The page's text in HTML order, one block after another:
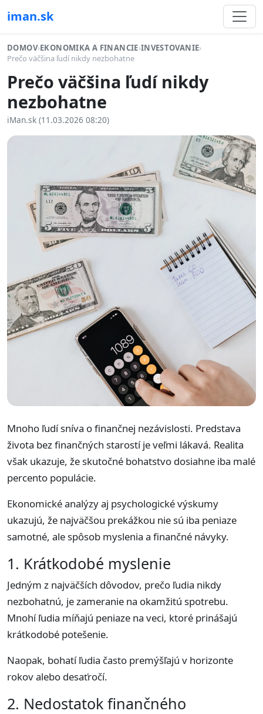
iman.sk
DOMOV›EKONOMIKA A FINANCIE›INVESTOVANIE›
Prečo väčšina ľudí nikdy nezbohatne
Prečo väčšina ľudí nikdy
nezbohatne
iMan.sk (11.03.2026 08:20)
Mnoho ľudí sníva o finančnej nezávislosti. Predstava
života bez finančných starostí je veľmi lákavá. Realita
však ukazuje, že skutočné bohatstvo dosiahne iba malé
percento populácie.
Ekonomické analýzy aj psychologické výskumy
ukazujú, že najväčšou prekážkou nie sú iba peniaze
samotné, ale spôsob myslenia a finančné návyky.
1. Krátkodobé myslenie
Jedným z najväčších dôvodov, prečo ľudia nikdy
nezbohatnú, je zameranie na okamžitú spotrebu.
Mnohí ľudia míňajú peniaze na veci, ktoré prinášajú
krátkodobé potešenie.
Naopak, bohatí ľudia často premýšľajú v horizonte
rokov alebo desaťročí.
2. Nedostatok finančného